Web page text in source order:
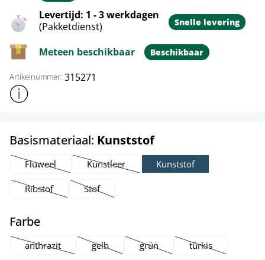
Levertijd: 1 - 3 werkdagen
(Pakketdienst)
Snelle levering
Meteen beschikbaar Beschikbaar
Artikelnummer: 315271
Toon meer productinformatie
Basismateriaal: Kunststofselect
Fluweel
(Deze optie is momenteel niet beschikbaar.)
Kunstleer
(Deze optie is momenteel niet beschikbaar.)
Kunststof
Ribstof
(Deze optie is momenteel niet beschikbaar.)
Stof
(Deze optie is momenteel niet beschikbaar.)
Farbeselect
anthrazit
(Deze optie is momenteel niet beschikbaar.)
gelb
(Deze optie is momenteel niet beschikbaar.)
grün
(Deze optie is momenteel niet
türkis
(Deze optie is